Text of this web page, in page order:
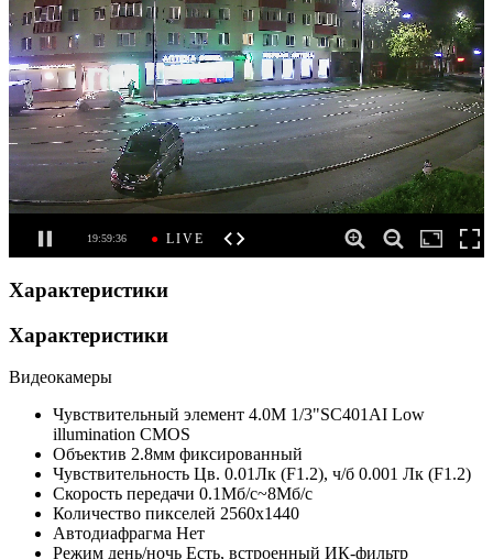
Характеристики
Характеристики
Видеокамеры
Чувствительный элемент 4.0M 1/3"SC401AI Low
illumination CMOS
Объектив 2.8мм фиксированный
Чувствительность Цв. 0.01Лк (F1.2), ч/б 0.001 Лк (F1.2)
Скорость передачи 0.1Мб/с~8Мб/с
Количество пикселей 2560x1440
Автодиафрагма Нет
Режим день/ночь Есть, встроенный ИК-фильтр